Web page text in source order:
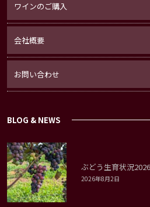
ワインのご購入
会社概要
お問い合わせ
BLOG & NEWS
ぶどう生育状況
2026年8月2日